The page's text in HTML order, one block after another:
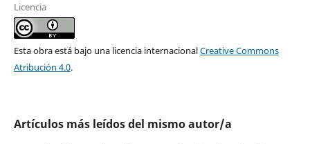
Licencia
Esta obra está bajo una licencia internacionalCreative Commons
Atribución 4.0.
Artículos más leídos del mismo autor/a